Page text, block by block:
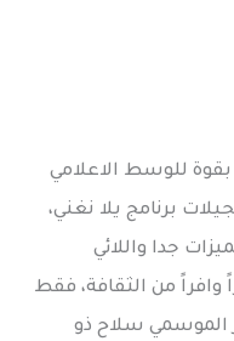
بقوة للوسط الاعلامي
برنامج يلا نغني،
جدا واللائي
وافراً من الثقافة، فقط
الموسمي سلاح ذو